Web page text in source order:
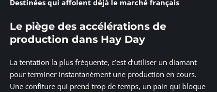
Destinées qui affolent déjà le marché français
Le piège des accélérations de
production dans Hay Day
La tentation la plus fréquente, c’est d’utiliser un diamant
pour terminer instantanément une production en cours.
Une confiture qui prend trop de temps, un pain qui bloque